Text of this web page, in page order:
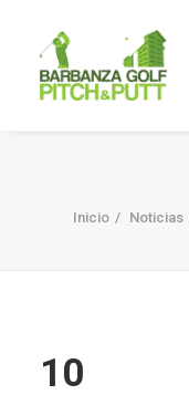
Inicio Noticias
10